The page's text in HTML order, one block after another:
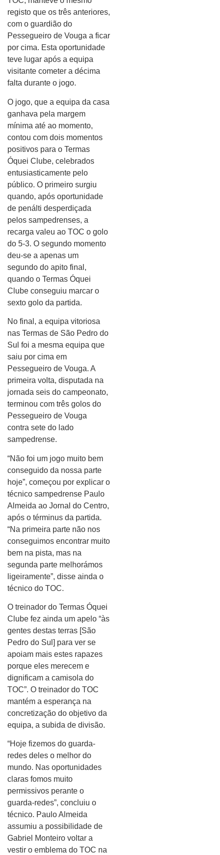
registo que os três anteriores,
com o guardião do
Pessegueiro de Vouga a ficar
por cima. Esta oportunidade
teve lugar após a equipa
visitante cometer a décima
falta durante o jogo.
O jogo, que a equipa da casa
ganhava pela margem
mínima até ao momento,
contou com dois momentos
positivos para o Termas
Óquei Clube, celebrados
entusiasticamente pelo
público. O primeiro surgiu
quando, após oportunidade
de penálti desperdiçada
pelos sampedrenses, a
recarga valeu ao TOC o golo
do 5-3. O segundo momento
deu-se a apenas um
segundo do apito final,
quando o Termas Óquei
Clube conseguiu marcar o
sexto golo da partida.
No final, a equipa vitoriosa
nas Termas de São Pedro do
Sul foi a mesma equipa que
saiu por cima em
Pessegueiro de Vouga. A
primeira volta, disputada na
jornada seis do campeonato,
terminou com três golos do
Pessegueiro de Vouga
contra sete do lado
sampedrense.
“Não foi um jogo muito bem
conseguido da nossa parte
hoje”, começou por explicar o
técnico sampedrense Paulo
Almeida ao Jornal do Centro,
após o términus da partida.
“Na primeira parte não nos
conseguimos encontrar muito
bem na pista, mas na
segunda parte melhorámos
ligeiramente”, disse ainda o
técnico do TOC.
O treinador do Termas Óquei
Clube fez ainda um apelo “às
gentes destas terras [São
Pedro do Sul] para ver se
apoiam mais estes rapazes
porque eles merecem e
dignificam a camisola do
TOC”. O treinador do TOC
mantém a esperança na
concretização do objetivo da
equipa, a subida de divisão.
“Hoje fizemos do guarda-
redes deles o melhor do
mundo. Nas oportunidades
claras fomos muito
permissivos perante o
guarda-redes”, concluiu o
técnico. Paulo Almeida
assumiu a possibilidade de
Gabriel Monteiro voltar a
vestir o emblema do TOC na